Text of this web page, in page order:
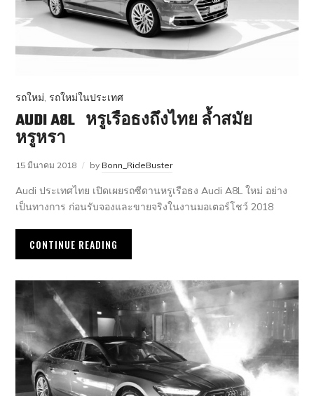
รถใหม่,รถใหม่ในประเทศ
AUDI A8L หรูเรือธงถึงไทย ล้ำสมัย
หรูหรา
15 มีนาคม 2018 by Bonn_RideBuster
Audi ประเทศไทย เปิดเผยรถซีดานหรูเรือธง Audi A8L ใหม่ อย่าง
เป็นทางการ ก่อนรับจองและขายจริงในงานมอเตอร์โชว์ 2018
CONTINUE READING